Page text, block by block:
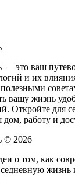
— это ваш
и их
вашу жизнь
Откройте для
работу и
© 2026
о том, как
жизнь